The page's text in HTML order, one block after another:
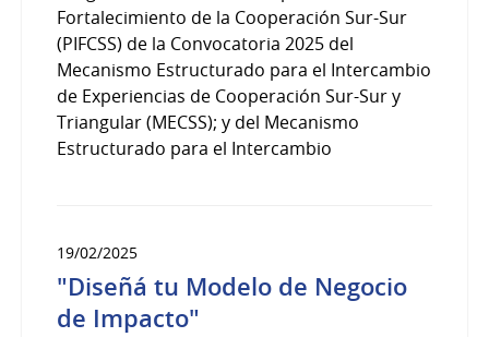
Fortalecimiento de la Cooperación Sur-Sur
(PIFCSS) de la Convocatoria 2025 del
Mecanismo Estructurado para el Intercambio
de Experiencias de Cooperación Sur-Sur y
Triangular (MECSS); y del Mecanismo
Estructurado para el Intercambio
19/02/2025
"Diseñá tu Modelo de Negocio
de Impacto"